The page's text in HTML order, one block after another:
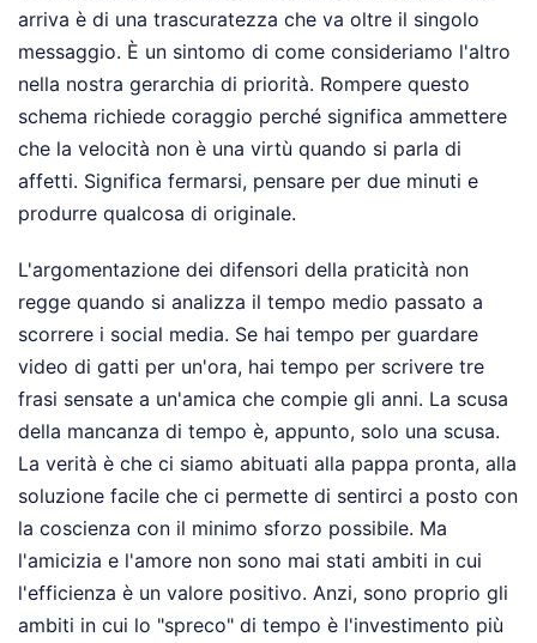
arriva è di una trascuratezza che va oltre il singolo
messaggio. È un sintomo di come consideriamo l'altro
nella nostra gerarchia di priorità. Rompere questo
schema richiede coraggio perché significa ammettere
che la velocità non è una virtù quando si parla di
affetti. Significa fermarsi, pensare per due minuti e
produrre qualcosa di originale.
L'argomentazione dei difensori della praticità non
regge quando si analizza il tempo medio passato a
scorrere i social media. Se hai tempo per guardare
video di gatti per un'ora, hai tempo per scrivere tre
frasi sensate a un'amica che compie gli anni. La scusa
della mancanza di tempo è, appunto, solo una scusa.
La verità è che ci siamo abituati alla pappa pronta, alla
soluzione facile che ci permette di sentirci a posto con
la coscienza con il minimo sforzo possibile. Ma
l'amicizia e l'amore non sono mai stati ambiti in cui
l'efficienza è un valore positivo. Anzi, sono proprio gli
ambiti in cui lo "spreco" di tempo è l'investimento più